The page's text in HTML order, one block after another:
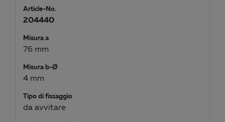
Article-No.
204440
Misura a
76 mm
Misura b-Ø
4 mm
Tipo di fissaggio
da avvitare